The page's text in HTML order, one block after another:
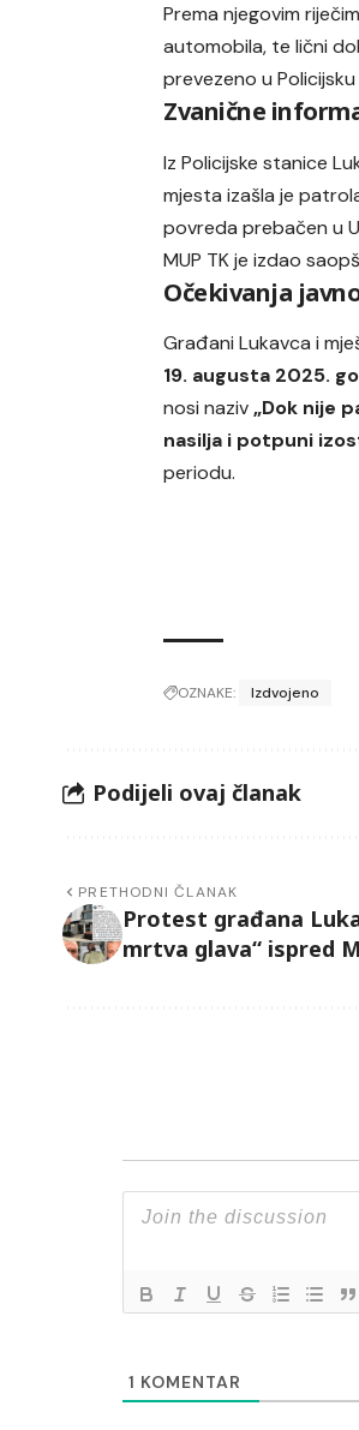
Prema njegovim
automobila, te lični
prevezeno u
Zvanične
Iz Policijske stanice
mjesta izašla je
povreda prebačen u
MUP TK je izdao
Očekivanja
Građani Lukavca i
19. augusta 2025.
nosi naziv „Dok nije
nasilja i potpuni
periodu.
OZNAKE: Izdvojeno
Podijeli ovaj članak
PRETHODNI ČLANAK
Protest građana
mrtva glava“ ispred
1 KOMENTAR